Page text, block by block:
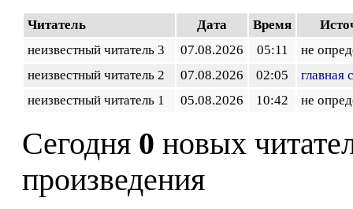
Читатель Дата Время
неизвестный читатель 3
07.08.2026 05:11
не
неизвестный читатель 2
07.08.2026 02:05
главная
неизвестный читатель 1
05.08.2026 10:42 не
Сегодня 0 новых
произведения